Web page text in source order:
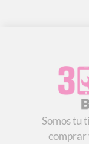
Somos tu
comprar